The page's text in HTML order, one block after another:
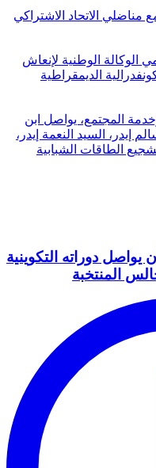
مناضلي الاتحاد الاشتراكي
الوكالة الوطنية لإنعاش
الديمقراطية
المجتمع، يواصل ابن
إيدر، السيد النعمة إيدر،
الطاقات الشبابية
يواصل دوراته التكوينية
المنتخبة